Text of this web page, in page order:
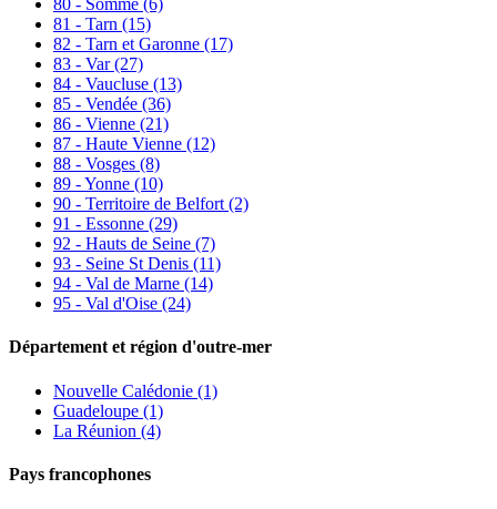
80 - Somme (6)
81 - Tarn (15)
82 - Tarn et Garonne (17)
83 - Var(27)
84 - Vaucluse (13)
85 - Vendée (36)
86 - Vienne (21)
87 - Haute Vienne (12)
88 - Vosges (8)
89 - Yonne (10)
90 - Territoire de Belfort (2)
91 - Essonne (29)
92 - Hauts de Seine (7)
93 - Seine St Denis (11)
94 - Val de Marne (14)
95 - Val d'Oise (24)
Département et région d'outre-mer
Nouvelle Calédonie (1)
Guadeloupe (1)
La Réunion (4)
Pays francophones